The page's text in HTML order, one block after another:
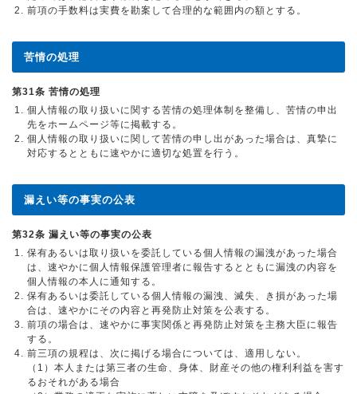
前項の手数料は実費を勘案して合理的な範囲内の額とする。
苦情の処理
第31条 苦情の処理
個人情報の取り扱いに関する苦情の処理体制を整備し、苦情の申出
先をホームページ等に掲載する。
個人情報の取り扱いに関して苦情の申し出があった場合は、真摯に
対応するとともに速やかに適切な処置を行う。
漏えい等の事実の公表
第32条 漏えい等の事実の公表
保有あるいは取り扱いを委託している個人情報の漏洩があった場合
は、速やかに個人情報保護管理者に報告するとともに漏洩の内容を
個人情報の本人に通知する。
保有あるいは委託している個人情報の漏洩、滅失、き損があった場
合は、速やかにその内容と再発防止対策を公表する。
前項の場合は、速やかに事実関係と再発防止対策を主務大臣に報告
する。
前三項の規程は、次に掲げる場合については、適用しない。
（1）本人または第三者の生命、身体、財産その他の権利利益を害す
るおそれがある場合